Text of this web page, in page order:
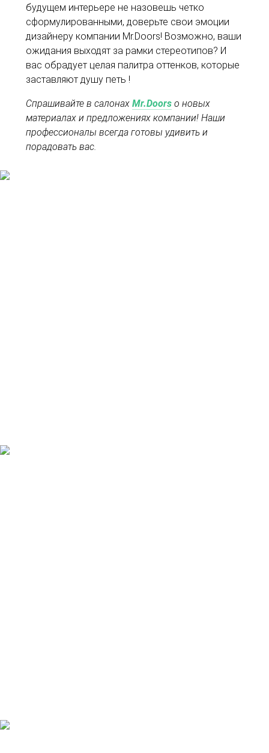
будущем интерьере не назовешь четко
сформулированными, доверьте свои эмоции
дизайнеру компании Mr.Doors! Возможно, ваши
ожидания выходят за рамки стереотипов? И
вас обрадует целая палитра оттенков, которые
заставляют душу петь !
Спрашивайте в салонахMr.Doors о новых
материалах и предложениях компании! Наши
профессионалы всегда готовы удивить и
порадовать вас.